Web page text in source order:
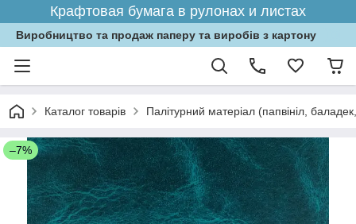
Крафтовая бумага в рулонах и листах
Виробництво та продаж паперу та виробів з картону
Каталог товарів Палітурний матеріал (папвініл,
–7%